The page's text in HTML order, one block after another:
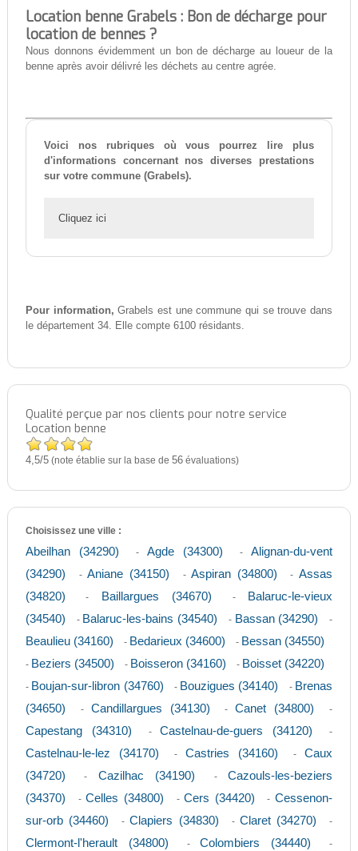
Location benne Grabels : Bon de décharge pour
location de bennes ?
Nous donnons évidemment un bon de décharge au loueur de la
benne après avoir délivré les déchets au centre agrée.
Voici nos rubriques où vous pourrez lire plus
d'informations concernant nos diverses prestations
sur votre commune (Grabels).
Cliquez ici
Pour information, Grabels est une commune qui se trouve dans
le département 34. Elle compte 6100 résidants.
Qualité perçue par nos clients pour notre service
Location benne
4,5/5(note établie sur la base de 56évaluations)
Choisissez une ville :
Abeilhan (34290) -Agde (34300) -Alignan-du-vent
(34290)
-Aniane (34150) -Aspiran (34800) -Assas
(34820)
- Baillargues (34670) -
Balaruc-le-vieux
(34540)
- Balaruc-les-bains (34540) - Bassan (34290) -
Beaulieu (34160) - Bedarieux (34600) - Bessan (34550)
- Beziers (34500) - Boisseron (34160) - Boisset (34220)
- Boujan-sur-libron (34760) - Bouzigues (34140) - Brenas
(34650)
- Candillargues (34130) -Canet (34800) -
Capestang (34310) -Castelnau-de-guers (34120) -
Castelnau-le-lez (34170) - Castries (34160) -Caux
(34720)
- Cazilhac (34190) -Cazouls-les-beziers
(34370)
-Celles (34800) -Cers (34420) -Cessenon-
sur-orb (34460)
-Clapiers (34830) - Claret (34270) -
Clermont-l'herault (34800) -Colombiers (34440) -